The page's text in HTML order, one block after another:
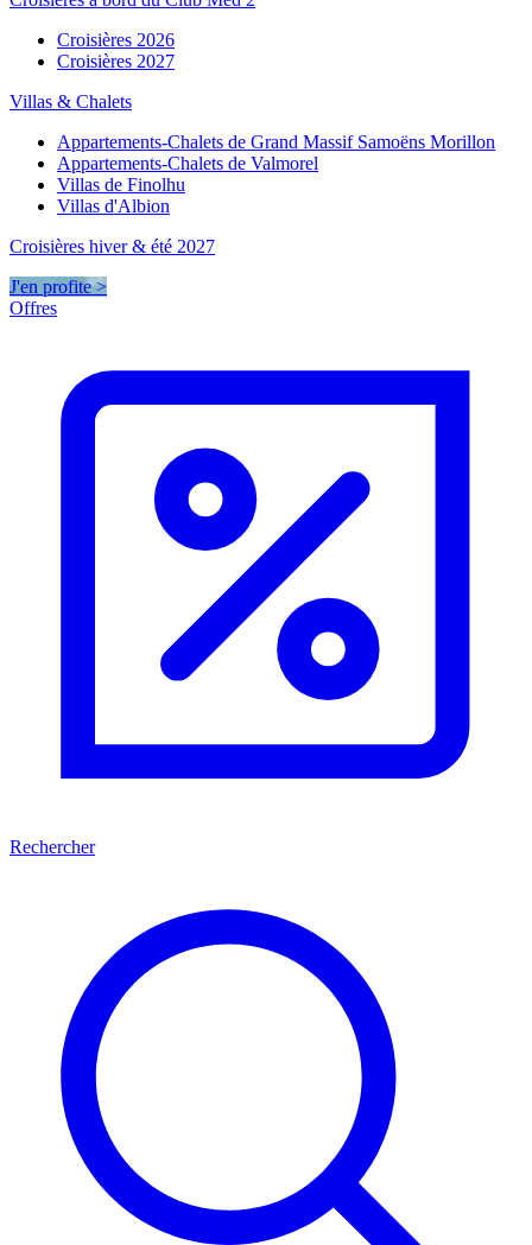
Croisières 2026
Croisières 2027
Villas & Chalets
Appartements-Chalets de Grand Massif Samoëns Morillon
Appartements-Chalets de Valmorel
Villas de Finolhu
Villas d'Albion
Croisières hiver & été 2027
J'en profite >
Offres
Rechercher